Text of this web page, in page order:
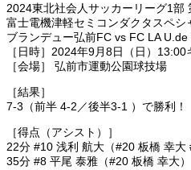
2024東北社会人サッカーリーグ1部
富士電機津軽セミコンダクタスペシ
ブランデュー弘前FC vs FC LA U.de
［日時］2024年9月8日（日）13:00
［会場］ 弘前市運動公園球技場
［結果］
7-3（前半 4-2／後半3-1 ）で勝利！
［得点（アシスト）］
22分 #10 浅利 航大（#20 板橋 幸大
35分 #8 平尾 泰雅（#20 板橋 幸大）